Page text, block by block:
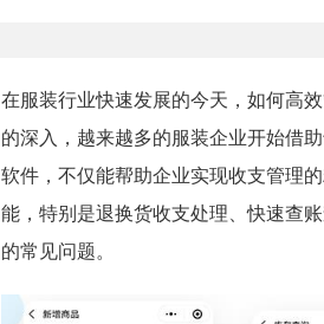
在服装行业快速发展的今天，如何高
的深入，越来越多的服装企业开始借
软件，不仅能帮助企业实现收支管理
能，特别是退换货收支处理、快速查
的常见问题。